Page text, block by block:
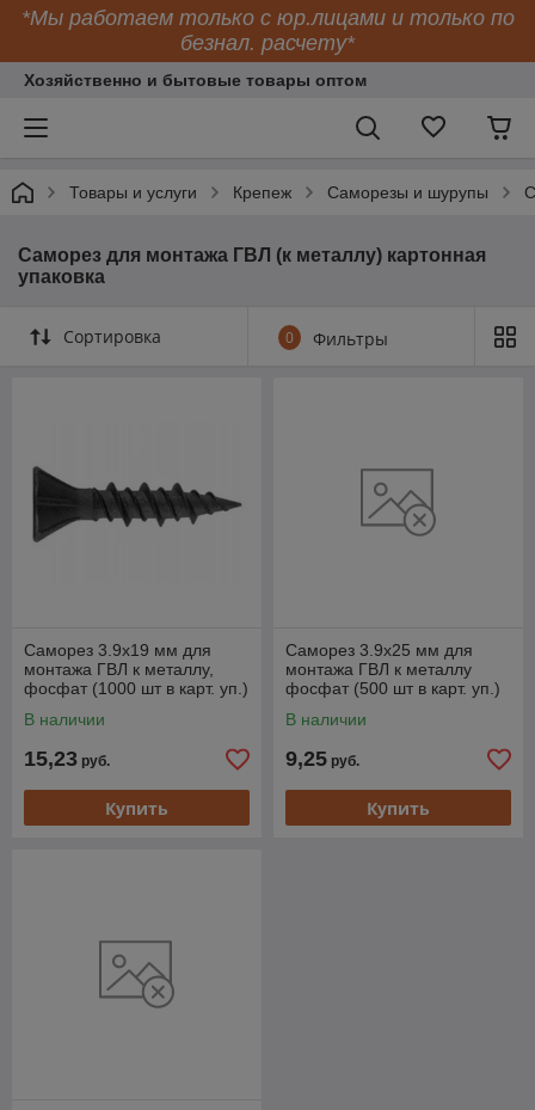
*Мы работаем только с юр.лицами и только по
безнал. расчету*
Хозяйственно и бытовые товары оптом
Товары и услуги Крепеж Саморезы и шурупы
Саморез для монтажа ГВЛ (к металлу) картонная
упаковка
Сортировка 0 Фильтры
Саморез 3.9х19 мм для
монтажа ГВЛ к металлу,
фосфат (1000 шт в карт. уп.)
В наличии
15,23 руб.
Купить
Саморез 3.9х25 мм для
монтажа ГВЛ к металлу
фосфат (500 шт в карт. уп.)
В наличии
9,25 руб.
Купить